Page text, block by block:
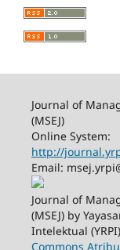
Journal of
(MSEJ)
Online System:
http://
Email:
Journal of
(MSEJ) by
Intelektual
Commons